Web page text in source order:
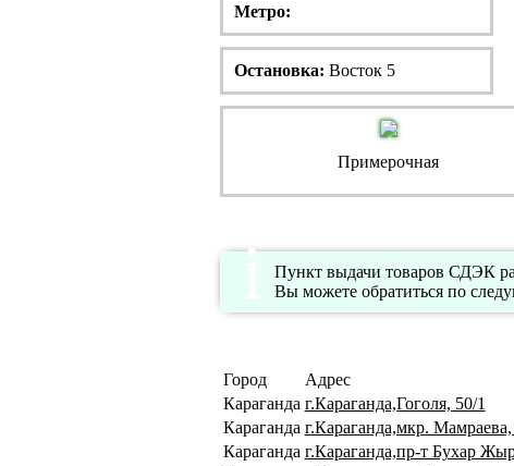
Метро:
Остановка: Восток 5
Примерочная
Пункт выдачи товаров СДЭК
Вы можете обратиться по
Город Адрес
Караганда г.Караганда,Гоголя, 50/1
Караганда г.Караганда,мкр.
Караганда г.Караганда,пр-т Бухар